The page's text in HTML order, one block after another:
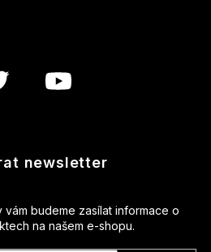
newsletter
vám budeme zasílat informace o
na našem e-shopu.